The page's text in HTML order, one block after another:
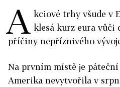
A kciové trhy všude v
klesá kurz eura vůči
příčiny nepříznivého
Na prvním místě je páteční
Amerika nevytvořila v